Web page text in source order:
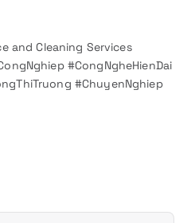
and Cleaning Services
#CongNgheHienDai
#ChuyenNghiep